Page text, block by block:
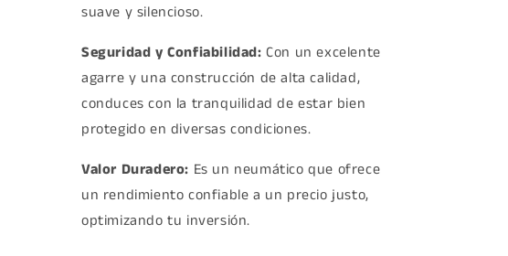
suave y silencioso.
Seguridad y Confiabilidad: Con un excelente
agarre y una construcción de alta calidad,
conduces con la tranquilidad de estar bien
protegido en diversas condiciones.
Valor Duradero: Es un neumático que ofrece
un rendimiento confiable a un precio justo,
optimizando tu inversión.